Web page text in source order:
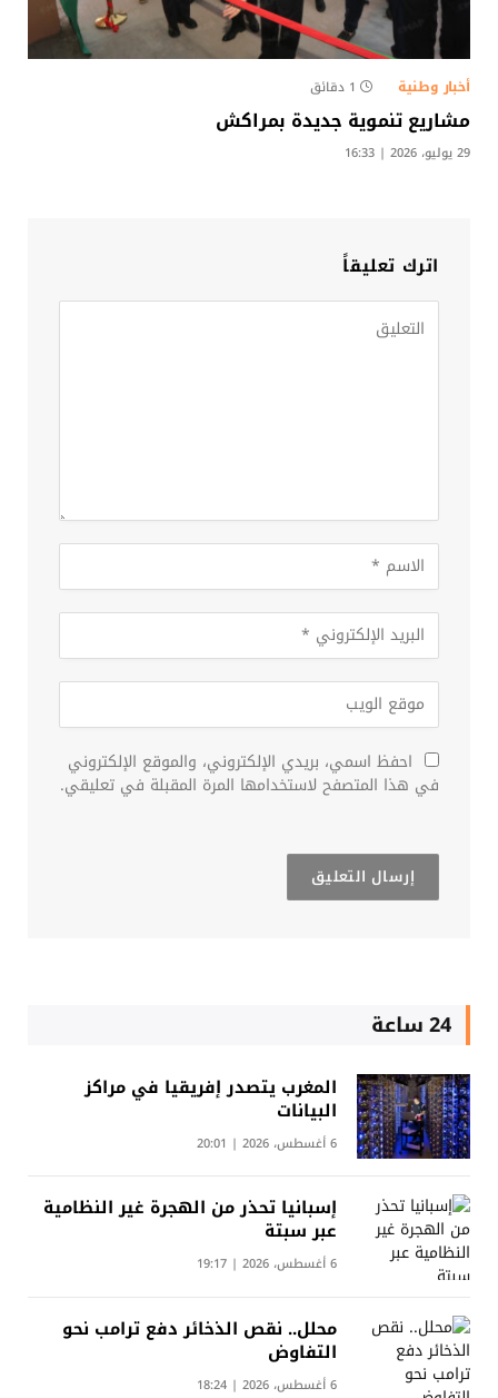
أخبار وطنية 1 دقائق
مشاريع تنموية جديدة بمراكش
29 يوليو، 2026 | 16:33
اترك تعليقاً
احفظ اسمي، بريدي الإلكتروني، والموقع الإلكتروني
في هذا المتصفح لاستخدامها المرة المقبلة في تعليقي.
24 ساعة
المغرب يتصدر إفريقيا في مراكز
البيانات
6 أغسطس، 2026 | 20:01
إسبانيا تحذر من الهجرة غير النظامية
عبر سبتة
6 أغسطس، 2026 | 19:17
محلل.. نقص الذخائر دفع ترامب نحو
التفاوض
6 أغسطس، 2026 | 18:24